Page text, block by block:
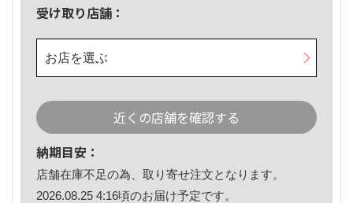
受け取り店舗：
お店を選ぶ
近くの店舗を確認する
納期目安：
店舗在庫不足の為、取り寄せ注文となります。
2026.08.25 4:16頃のお届け予定です。